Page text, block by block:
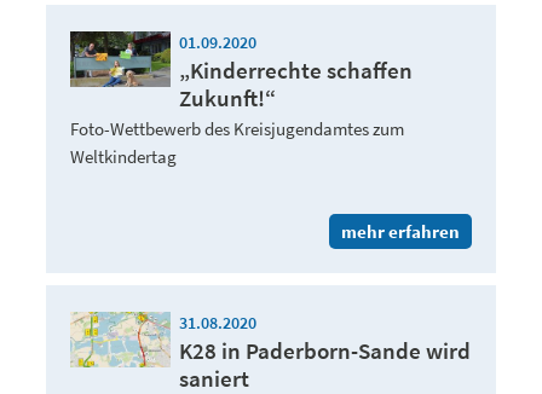
01.09.2020
„Kinderrechte schaffen
Zukunft!“
Foto-Wettbewerb des Kreisjugendamtes zum
Weltkindertag
mehr erfahren
31.08.2020
K28 in Paderborn-Sande wird
saniert